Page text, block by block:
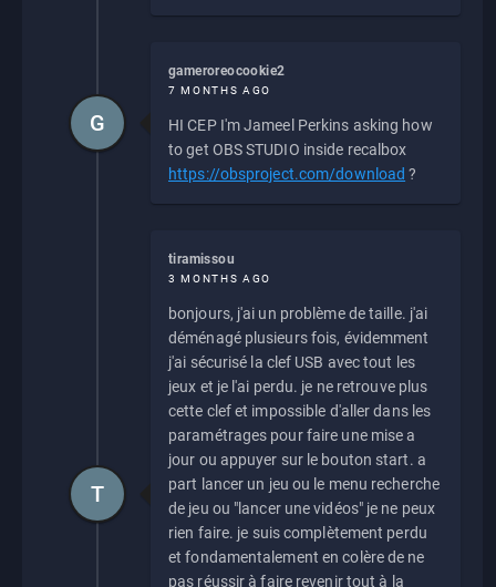
gameroreocookie2
7 MONTHS AGO
HI CEP I'm Jameel Perkins asking how
to get OBS STUDIO inside recalbox
https://obsproject.com/download ?
G
tiramissou
3 MONTHS AGO
bonjours, j'ai un problème de taille. j'ai
déménagé plusieurs fois, évidemment
j'ai sécurisé la clef USB avec tout les
jeux et je l'ai perdu. je ne retrouve plus
cette clef et impossible d'aller dans les
paramétrages pour faire une mise a
jour ou appuyer sur le bouton start. a
part lancer un jeu ou le menu recherche
de jeu ou "lancer une vidéos" je ne peux
rien faire. je suis complètement perdu
et fondamentalement en colère de ne
pas réussir à faire revenir tout à la
T